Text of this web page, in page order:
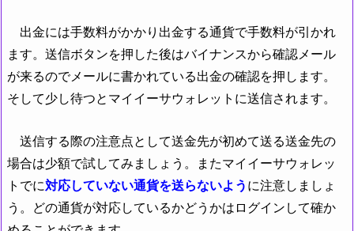
出金には手数料がかかり出金する通貨で手数料が引かれ
ます。送信ボタンを押した後はバイナンスから確認メール
が来るのでメールに書かれている出金の確認を押します。
そして少し待つとマイイーサウォレットに送信されます。
送信する際の注意点として送金先が初めて送る送金先の
場合は少額で試してみましょう。またマイイーサウォレッ
トでに対応していない通貨を送らないよう に注意しましょ
う。どの通貨が対応しているかどうかはログインして確か